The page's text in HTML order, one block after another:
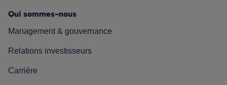
Qui sommes-nous
Management & gouvernance
Relations investisseurs
Carrière